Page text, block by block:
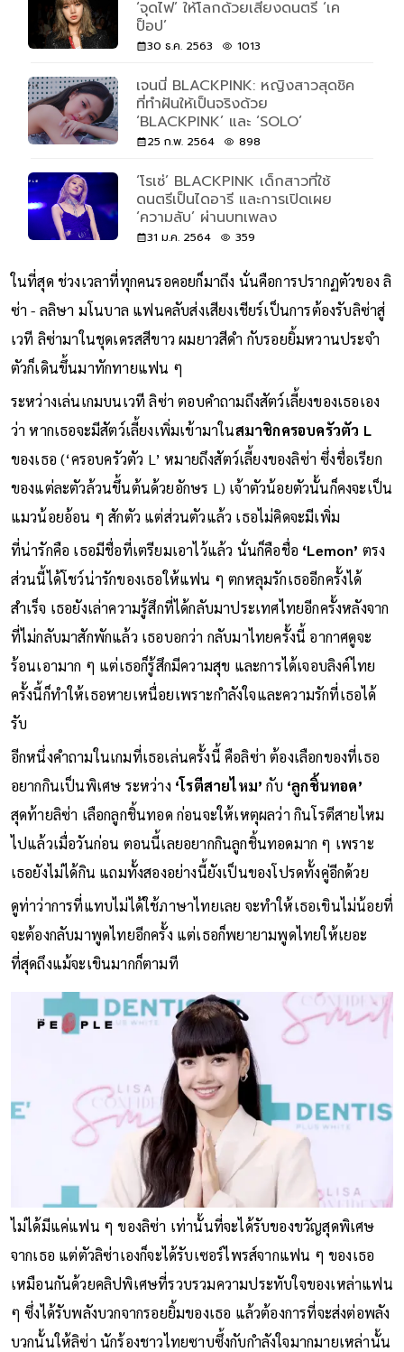
‘จุดไฟ’ ให้โลกด้วยเสียงดนตรี ‘เค
ป็อป’
30 ธ.ค. 2563 1013
เจนนี่ BLACKPINK: หญิงสาวสุดชิค
ที่ทำฝันให้เป็นจริงด้วย
‘BLACKPINK’ และ ‘SOLO’
25 ก.พ. 2564 898
‘โรเซ่’ BLACKPINK เด็กสาวที่ใช้
ดนตรีเป็นไดอารี และการเปิดเผย
‘ความลับ’ ผ่านบทเพลง
31 ม.ค. 2564 359
ในที่สุด ช่วงเวลาที่ทุกคนรอคอยก็มาถึง นั่นคือการปรากฏตัวของ ลิ
ซ่า - ลลิษา มโนบาล แฟนคลับส่งเสียงเชียร์เป็นการต้องรับลิซ่าสู่
เวที ลิซ่ามาในชุดเดรสสีขาว ผมยาวสีดำ กับรอยยิ้มหวานประจำ
ตัวก็เดินขึ้นมาทักทายแฟน ๆ
ระหว่างเล่นเกมบนเวที ลิซ่า ตอบคำถามถึงสัตว์เลี้ยงของเธอเอง
ว่า หากเธอจะมีสัตว์เลี้ยงเพิ่มเข้ามาในสมาชิกครอบครัวตัว L
ของเธอ (‘ครอบครัวตัว L’ หมายถึงสัตว์เลี้ยงของลิซ่า ซึ่งชื่อเรียก
ของแต่ละตัวล้วนขึ้นต้นด้วยอักษร L) เจ้าตัวน้อยตัวนั้นก็คงจะเป็น
แมวน้อยอ้อน ๆ สักตัว แต่ส่วนตัวแล้ว เธอไม่คิดจะมีเพิ่ม
ที่น่ารักคือ เธอมีชื่อที่เตรียมเอาไว้แล้ว นั่นก็คือชื่อ ‘Lemon’ ตรง
ส่วนนี้ได้โชว์น่ารักของเธอให้แฟน ๆ ตกหลุมรักเธออีกครั้งได้
สำเร็จ เธอยังเล่าความรู้สึกที่ได้กลับมาประเทศไทยอีกครั้งหลังจาก
ที่ไม่กลับมาสักพักแล้ว เธอบอกว่า กลับมาไทยครั้งนี้ อากาศดูจะ
ร้อนเอามาก ๆ แต่เธอก็รู้สึกมีความสุข และการได้เจอบลิงค์ไทย
ครั้งนี้ก็ทำให้เธอหายเหนื่อยเพราะกำลังใจและความรักที่เธอได้
รับ
อีกหนึ่งคำถามในเกมที่เธอเล่นครั้งนี้ คือลิซ่า ต้องเลือกของที่เธอ
อยากกินเป็นพิเศษ ระหว่าง ‘โรตีสายไหม’กับ ‘ลูกชิ้นทอด’
สุดท้ายลิซ่า เลือกลูกชิ้นทอด ก่อนจะให้เหตุผลว่า กินโรตีสายไหม
ไปแล้วเมื่อวันก่อน ตอนนี้เลยอยากกินลูกชิ้นทอดมาก ๆ เพราะ
เธอยังไม่ได้กิน แถมทั้งสองอย่างนี้ยังเป็นของโปรดทั้งคู่อีกด้วย
ดูท่าว่าการที่แทบไม่ได้ใช้ภาษาไทยเลย จะทำให้เธอเขินไม่น้อยที่
จะต้องกลับมาพูดไทยอีกครั้ง แต่เธอก็พยายามพูดไทยให้เยอะ
ที่สุดถึงแม้จะเขินมากก็ตามที
ไม่ได้มีแค่แฟน ๆ ของลิซ่า เท่านั้นที่จะได้รับของขวัญสุดพิเศษ
จากเธอ แต่ตัวลิซ่าเองก็จะได้รับเซอร์ไพรส์จากแฟน ๆ ของเธอ
เหมือนกันด้วยคลิปพิเศษที่รวบรวมความประทับใจของเหล่าแฟน
ๆ ซึ่งได้รับพลังบวกจากรอยยิ้มของเธอ แล้วต้องการที่จะส่งต่อพลัง
บวกนั้นให้ลิซ่า นักร้องชาวไทยซาบซึ้งกับกำลังใจมากมายเหล่านั้น